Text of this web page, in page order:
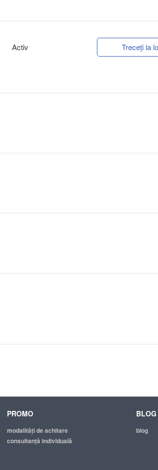
Activ Treceți la
PROMO
modalităţi de achitare
consultanță individuală
BLOG
blog